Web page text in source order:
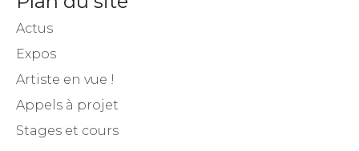
Plan du site
Actus
Artiste en vue !
Appels à projet